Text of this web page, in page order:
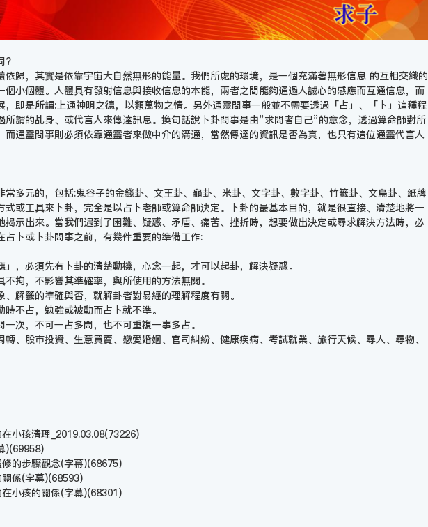
?
依歸，其實是依靠宇宙大自然無形的能量。我們所處的環境，是一個充滿著無形信息 的互相交織的
個小個體。人體具有發射信息與接收信息的本能，兩者之間能夠通過人誠心的感應而互通信息，而
即是所謂:上通神明之德，以類萬物之情。另外通靈問事一般並不需要透過「占」、「卜」這種程
所謂的乩身、或代言人來傳達訊息。換句話說卜卦問事是由”求問者自己”的意念，透過算命師對所
而通靈問事則必須依靠通靈者來做中介的溝通，當然傳達的資訊是否為真，也只有這位通靈代言人
多元的，包括:鬼谷子的金錢卦、文王卦、龜卦、米卦、文字卦、數字卦、竹籤卦、文鳥卦、紙牌
或工具來卜卦，完全是以占卜老師或算命師決定。卜卦的最基本目的，就是很直接、清楚地將一
示出來。當我們遇到了困難、疑惑、矛盾、痛苦、挫折時，想要做出決定或尋求解決方法時，必
卜或卜卦問事之前，有幾件重要的準備工作:
，必須先有卜卦的清楚動機，心念一起，才可以起卦，解決疑惑。
拘，不影響其準確率，與所使用的方法無關。
解籤的準確與否，就解卦者對易經的理解程度有關。
不占，勉強或被動而占卜就不準。
次，不可一占多問，也不可重複一事多占。
、股市投資、生意買賣、戀愛婚姻、官司糾紛、健康疾病、考試就業、旅行天候、尋人、尋物、
小孩清理_2019.03.08(73226)
)(69958)
的步驟觀念(字幕)(68675)
係(字幕)(68593)
小孩的關係(字幕)(68301)